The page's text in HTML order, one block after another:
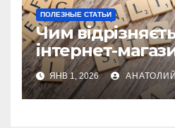
ПОЛЕЗНЫЕ СТАТЬИ
Чим
інтернет-
корпоративних
ЯНВ 1, 2026 АНАТОЛИЙ